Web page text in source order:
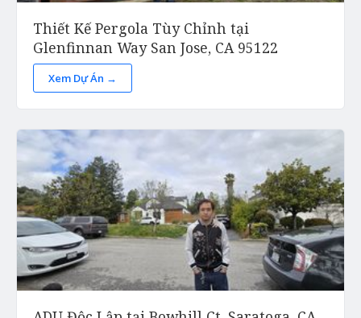
Thiết Kế Pergola Tùy Chỉnh tại
Glenfinnan Way San Jose, CA 95122
Xem Dự Án →